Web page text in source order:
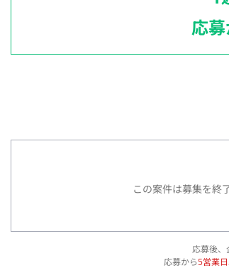
応
この案件は募集を終
応募後、
応募から5営業